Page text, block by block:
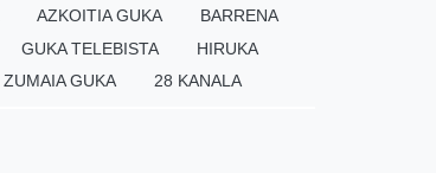
AZKOITIA GUKA
BARRENA
GUKA TELEBISTA
HIRUKA
ZUMAIA GUKA 28 KANALA